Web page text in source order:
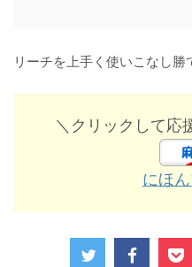
リーチを上手く使いこなし勝
＼クリックして応
にほ